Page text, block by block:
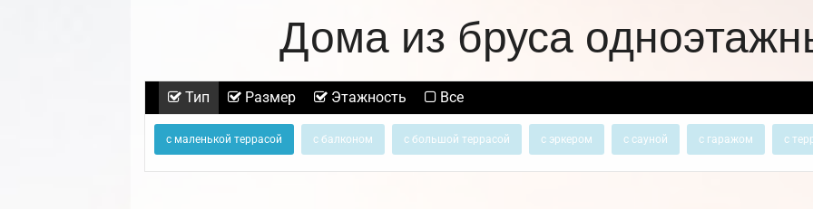
Дома из бруса
Тип Размер Этажность Все
с маленькой террасой с балконом с большой террасой с эркером с сауной с гаражом с